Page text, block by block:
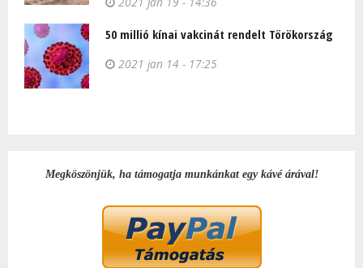
50 millió kínai vakcinát rendelt Törökország
2021 jan 14 - 17:25
Megköszönjük, ha támogatja munkánkat egy kávé árával!